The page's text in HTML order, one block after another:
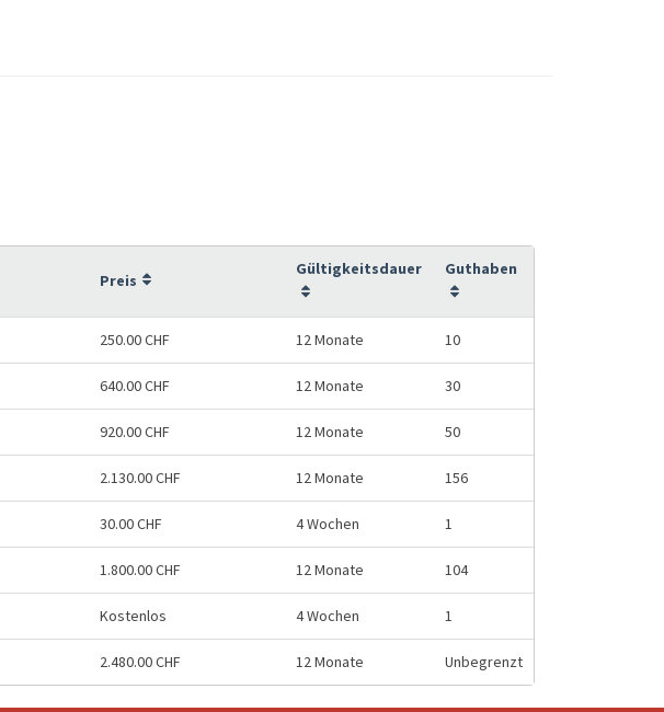
Preis
Gültigkeitsdauer Guthaben
250.00 CHF 12 Monate 10
640.00 CHF 12 Monate 30
920.00 CHF 12 Monate 50
2.130.00 CHF 12 Monate 156
30.00 CHF 4 Wochen 1
1.800.00 CHF 12 Monate 104
Kostenlos 4 Wochen 1
2.480.00 CHF 12 Monate Unbegrenzt